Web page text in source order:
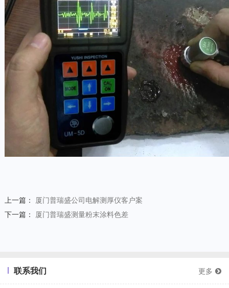
上一篇： 厦门普瑞盛公司电解测厚仪客户案
下一篇： 厦门普瑞盛测量粉末涂料色差
联系我们 更多